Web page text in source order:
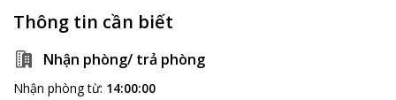
Thông tin cần biết
Nhận phòng/ trả phòng
Nhận phòng từ: 14:00:00